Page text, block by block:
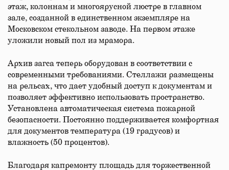
этаж, колоннам и многоярусной люстре в главном
зале, созданной в единственном экземпляре на
Московском стекольном заводе. На первом этаже
уложили новый пол из мрамора.
Архив загса теперь оборудован в соответствии с
современными требованиями. Стеллажи размещены
на рельсах, что дает удобный доступ к документам и
позволяет эффективно использовать пространство.
Установлена автоматическая система пожарной
безопасности. Постоянно поддерживается комфортная
для документов температура (19 градусов) и
влажность (50 процентов).
Благодаря капремонту площадь для торжественной